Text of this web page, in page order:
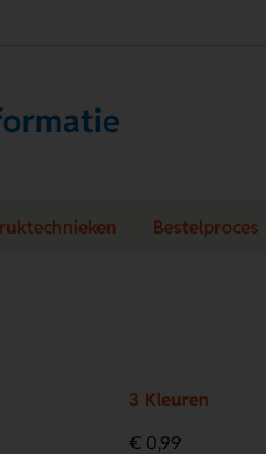
Bestelproces
3 Kleuren
€ 0,99